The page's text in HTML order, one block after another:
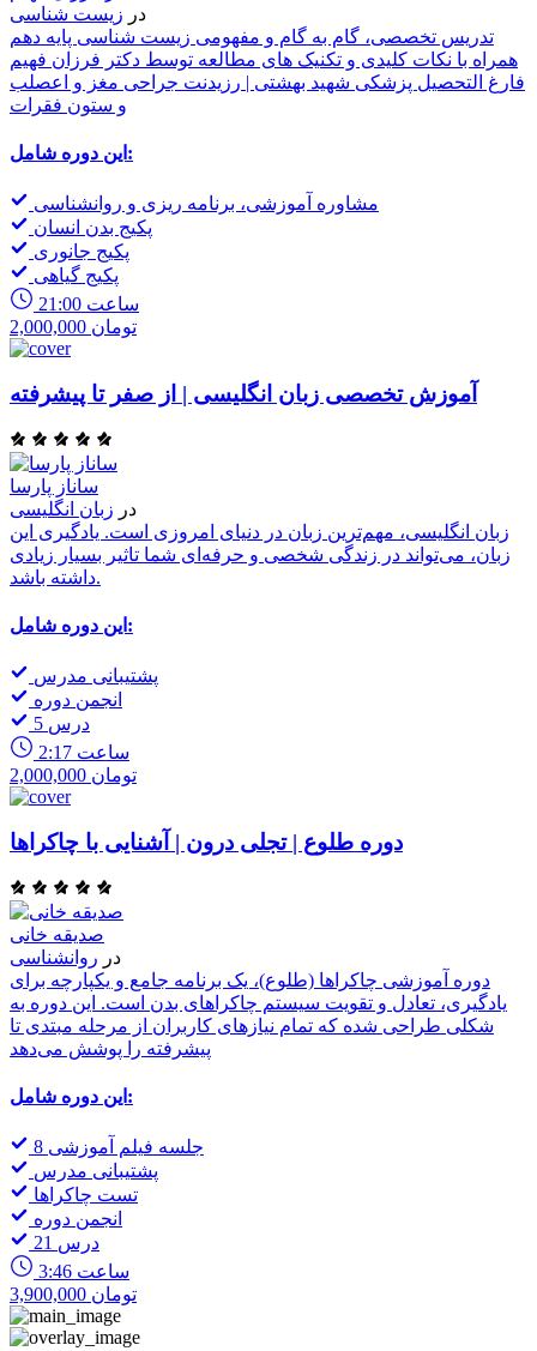
در زیست شناسی
تدریس تخصصی، گام به گام و مفهومی زیست شناسی پایه دهم
همراه با نکات کلیدی و تکنیک های مطالعه توسط دکتر فرزان فهیم
فارغ التحصیل پزشکی شهید بهشتی | رزیدنت جراحی مغز و اعصلب
و ستون فقرات
این دوره شامل:
مشاوره آموزشی، برنامه ریزی و روانشناسی
پکیج بدن انسان
پکیج جانوری
پکیج گیاهی
21:00 ساعت
2,000,000 تومان
آموزش تخصصی زبان انگلیسی | از صفر تا پیشرفته
ساناز پارسا
در زبان انگلیسی
زبان انگلیسی، مهم‌ترین زبان در دنیای امروزی است. یادگیری این
زبان، می‌تواند در زندگی شخصی و حرفه‌ای شما تاثیر بسیار زیادی
داشته باشد.
این دوره شامل:
پشتیبانی مدرس
انجمن دوره
5 درس
2:17 ساعت
2,000,000 تومان
دوره طلوع | تجلی درون | آشنایی با چاکراها
صدیقه خانی
در روانشناسی
دوره آموزشی چاکراها (طلوع)، یک برنامه جامع و یکپارچه برای
یادگیری، تعادل و تقویت سیستم چاکراهای بدن است. این دوره به
شکلی طراحی شده که تمام نیازهای کاربران از مرحله مبتدی تا
پیشرفته را پوشش می‌دهد
این دوره شامل:
8 جلسه فیلم آموزشی
پشتیبانی مدرس
تست چاکراها
انجمن دوره
21 درس
3:46 ساعت
3,900,000 تومان